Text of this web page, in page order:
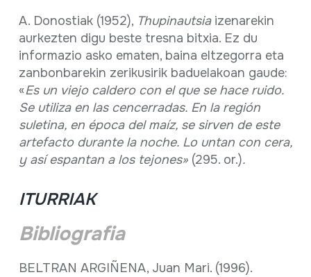
A. Donostiak (1952), Thupinautsiaizenarekin
aurkezten digu beste tresna bitxia. Ez du
informazio asko ematen, baina eltzegorra eta
zanbonbarekin zerikusirik baduelakoan gaude:
«Es un viejo caldero con el que se hace ruido.
Se utiliza en las cencerradas. En la región
suletina, en época del maíz, se sirven de este
artefacto durante la noche. Lo untan con cera,
y así espantan a los tejones» (295. or.).
ITURRIAK
Bibliografia
BELTRAN ARGIÑENA, Juan Mari. (1996).